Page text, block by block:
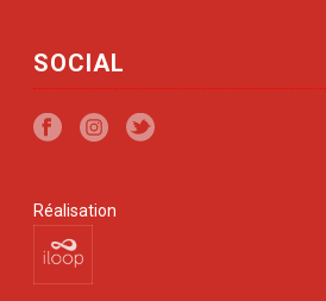
SOCIAL
Réalisation